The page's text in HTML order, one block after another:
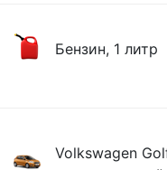
Бензин, 1 литр
Volkswagen